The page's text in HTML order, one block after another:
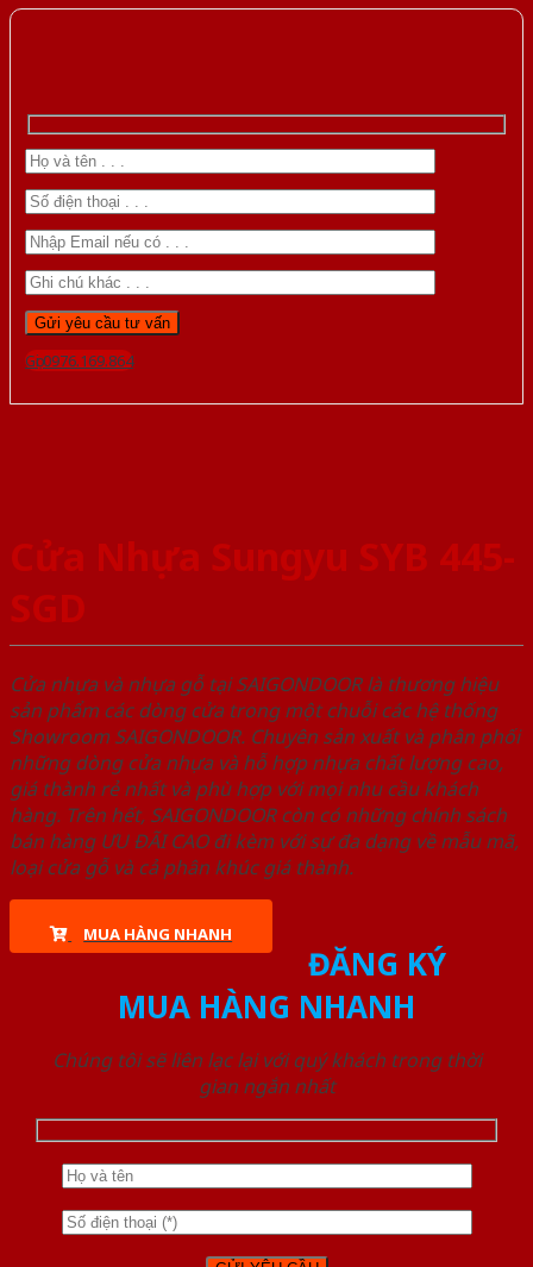
Gọi 0976.169.864
Cửa Nhựa Sungyu SYB 445-
SGD
Cửa nhựa và nhựa gỗ tại SAIGONDOOR là thương hiệu
sản phẩm các dòng cửa trong một chuỗi các hệ thống
Showroom SAIGONDOOR. Chuyên sản xuất và phân phối
những dòng cửa nhựa và hỗ hợp nhựa chất lượng cao,
giá thành rẻ nhất và phù hợp với mọi nhu cầu khách
hàng. Trên hết, SAIGONDOOR còn có những chính sách
bán hàng ƯU ĐÃI CAO đi kèm với sự đa dạng về mẫu mã,
loại cửa gỗ và cả phân khúc giá thành.
MUA HÀNG NHANH
ĐĂNG KÝ
MUA HÀNG NHANH
Chúng tôi sẽ liên lạc lại với quý khách trong thời
gian ngắn nhất